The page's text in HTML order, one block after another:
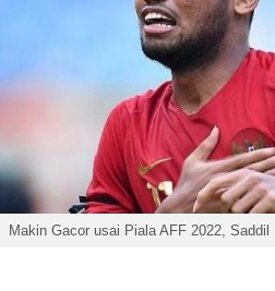
Makin Gacor usai Piala AFF 2022,